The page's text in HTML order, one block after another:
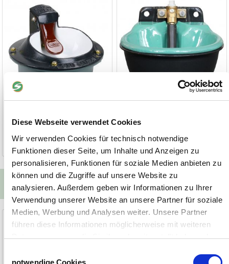
Diese Webseite verwendet Cookies
Wir verwenden Cookies für technisch notwendige
Funktionen dieser Seite, um Inhalte und Anzeigen zu
personalisieren, Funktionen für soziale Medien anbieten zu
können und die Zugriffe auf unsere Website zu
analysieren. Außerdem geben wir Informationen zu Ihrer
Verwendung unserer Website an unsere Partner für soziale
Medien, Werbung und Analysen weiter. Unsere Partner
führen diese Informationen möglicherweise mit weiteren
Daten zusammen, die Sie ihnen bereitgestellt haben oder
haben.
notwendige Cookies
1-2 Werktage 1-2 Werktage
Passende Ersatzteile
Heizkabel 230V/54W
für LISTER SB2H + RBH
Hochdruckventil
für Lister Tränkebecken